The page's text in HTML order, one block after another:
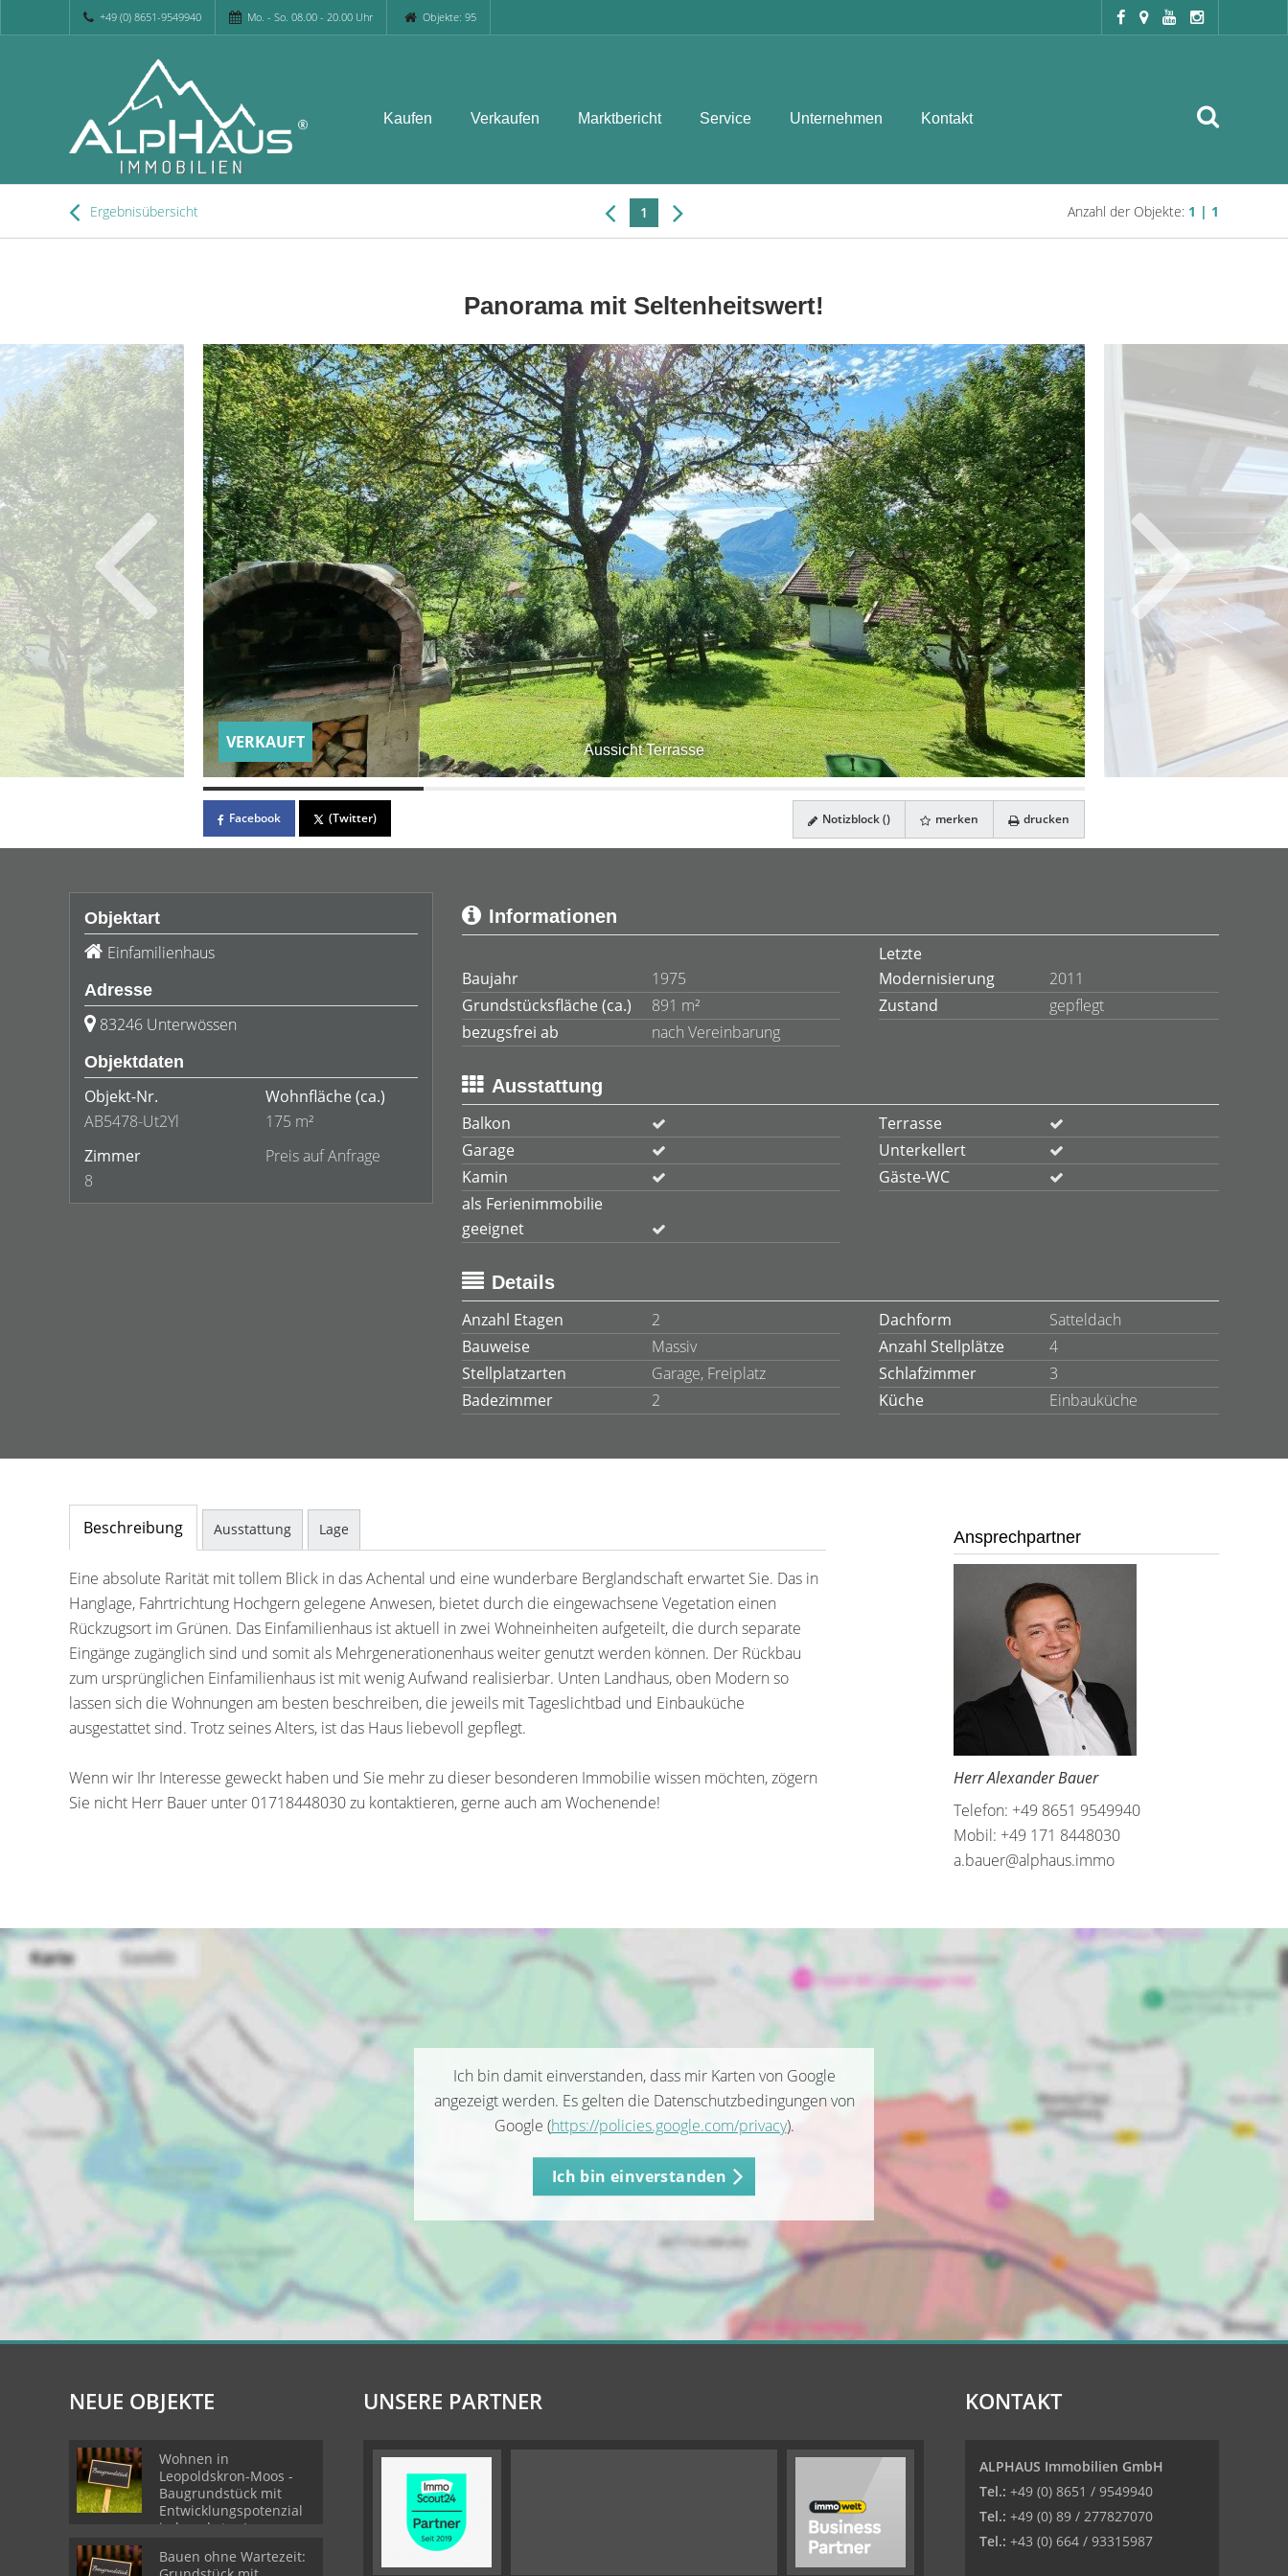
+49 (0) 8651-9549940 Mo. - So. 08.00 - 20.00 Uhr Objekte: 95
Kaufen Verkaufen Marktbericht Service Unternehmen Kontakt
Ergebnisübersicht 1 Anzahl der Objekte: 1 | 1
Panorama mit Seltenheitswert!
Aussicht Terrasse
VERKAUFT
Facebook (Twitter) Notizblock () merken drucken
Objektart
Einfamilienhaus
Adresse
83246 Unterwössen
Objektdaten
Objekt-Nr.
AB5478-Ut2Yl
Wohnfläche (ca.)
175 m²
Zimmer
8
Preis auf Anfrage
Informationen
Baujahr 1975
Letzte
Modernisierung
2011
Grundstücksfläche (ca.)
891 m² Zustand
gepflegt
bezugsfrei ab
nach Vereinbarung
Ausstattung
Balkon
Terrasse
Garage
Unterkellert
Kamin
Gäste-WC
als Ferienimmobilie
geeignet
Details
Anzahl Etagen
2 Dachform
Satteldach
Bauweise
Massiv Anzahl Stellplätze
4
Stellplatzarten
Garage, Freiplatz Schlafzimmer
3
Badezimmer
2 Küche Einbauküche
Beschreibung Ausstattung Lage
Eine absolute Rarität mit tollem Blick in das Achental und eine wunderbare Berglandschaft erwartet Sie. Das in
Hanglage, Fahrtrichtung Hochgern gelegene Anwesen, bietet durch die eingewachsene Vegetation einen
Rückzugsort im Grünen. Das Einfamilienhaus ist aktuell in zwei Wohneinheiten aufgeteilt, die durch separate
Eingänge zugänglich sind und somit als Mehrgenerationenhaus weiter genutzt werden können. Der Rückbau
zum ursprünglichen Einfamilienhaus ist mit wenig Aufwand realisierbar. Unten Landhaus, oben Modern so
lassen sich die Wohnungen am besten beschreiben, die jeweils mit Tageslichtbad und Einbauküche
ausgestattet sind. Trotz seines Alters, ist das Haus liebevoll gepflegt.
Wenn wir Ihr Interesse geweckt haben und Sie mehr zu dieser besonderen Immobilie wissen möchten, zögern
Sie nicht Herr Bauer unter 01718448030 zu kontaktieren, gerne auch am Wochenende!
Ansprechpartner
Herr Alexander Bauer
Telefon: +49 8651 9549940
Mobil: +49 171 8448030
a.bauer@alphaus.immo
Ich bin damit einverstanden, dass mir Karten von Google
angezeigt werden. Es gelten die Datenschutzbedingungen von
Google (https://policies.google.com/privacy).
Ich bin einverstanden
NEUE OBJEKTE
Wohnen in
Leopoldskron-Moos -
Baugrundstück mit
Entwicklungspotenzial
in begehrter Lage
Bauen ohne Wartezeit:
UNSERE PARTNER KONTAKT
ALPHAUS Immobilien GmbH
Tel.: +49 (0) 8651 / 9549940
Tel.: +49 (0) 89 / 277827070
Tel.: +43 (0) 664 / 93315987